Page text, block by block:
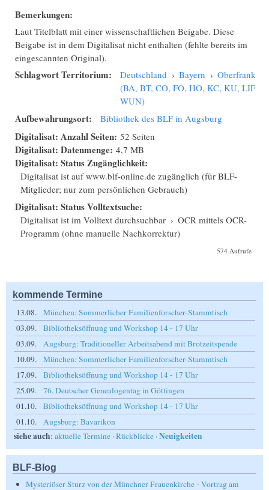
Bemerkungen:
Laut Titelblatt mit einer wissenschaftlichen Beigabe. Diese
Beigabe ist in dem Digitalisat nicht enthalten (fehlte bereits im
eingescannten Original).
Schlagwort Territorium: Deutschland › Bayern › Oberfranken
(BA, BT, CO, FO, HO, KC, KU, LIF,
WUN)
Aufbewahrungsort: Bibliothek des BLF in Augsburg
Digitalisat: Anzahl Seiten: 52 Seiten
Digitalisat: Datenmenge: 4,7 MB
Digitalisat: Status Zugänglichkeit:
Digitalisat ist auf www.blf-online.de zugänglich (für BLF-
Mitglieder; nur zum persönlichen Gebrauch)
Digitalisat: Status Volltextsuche:
Digitalisat ist im Volltext durchsuchbar › OCR mittels OCR-
Programm (ohne manuelle Nachkorrektur)
574 Aufrufe
kommende Termine
13.08.
München: Sommerlicher Familienforscher-Stammtisch
03.09.
Bibliotheksöffnung und Workshop 14 - 17 Uhr
03.09.
Augsburg: Traditioneller Arbeitsabend mit Brotzeitspende
10.09.
München: Sommerlicher Familienforscher-Stammtisch
17.09.
Bibliotheksöffnung und Workshop 14 - 17 Uhr
25.09.
76. Deutscher Genealogentag in Göttingen
01.10.
Bibliotheksöffnung und Workshop 14 - 17 Uhr
01.10.
Augsburg: Bavarikon
siehe auch: aktuelle Termine ·Rückblicke ·Neuigkeiten
BLF-Blog
Mysteriöser Sturz von der Münchner Frauenkirche - Vortrag am